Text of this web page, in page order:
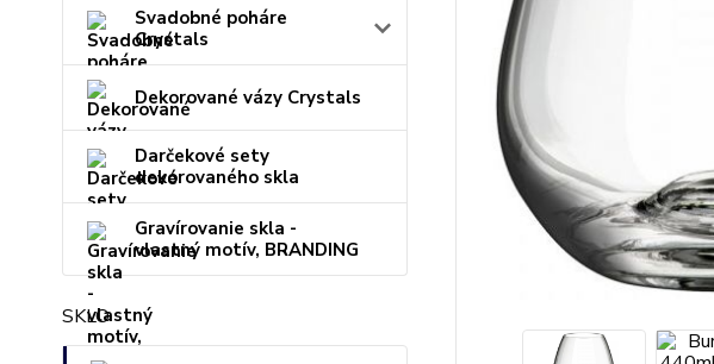
Svadobné poháre
Crystals
Dekorované vázy Crystals
Darčekové sety
dekorovaného skla
Gravírovanie skla -
vlastný motív, BRANDING
SKLO